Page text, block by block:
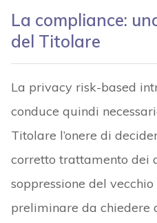
La compliance:
del Titolare
La privacy risk-based
conduce quindi
Titolare l’onere di
corretto trattamento dei
soppressione del
preliminare da chiedere